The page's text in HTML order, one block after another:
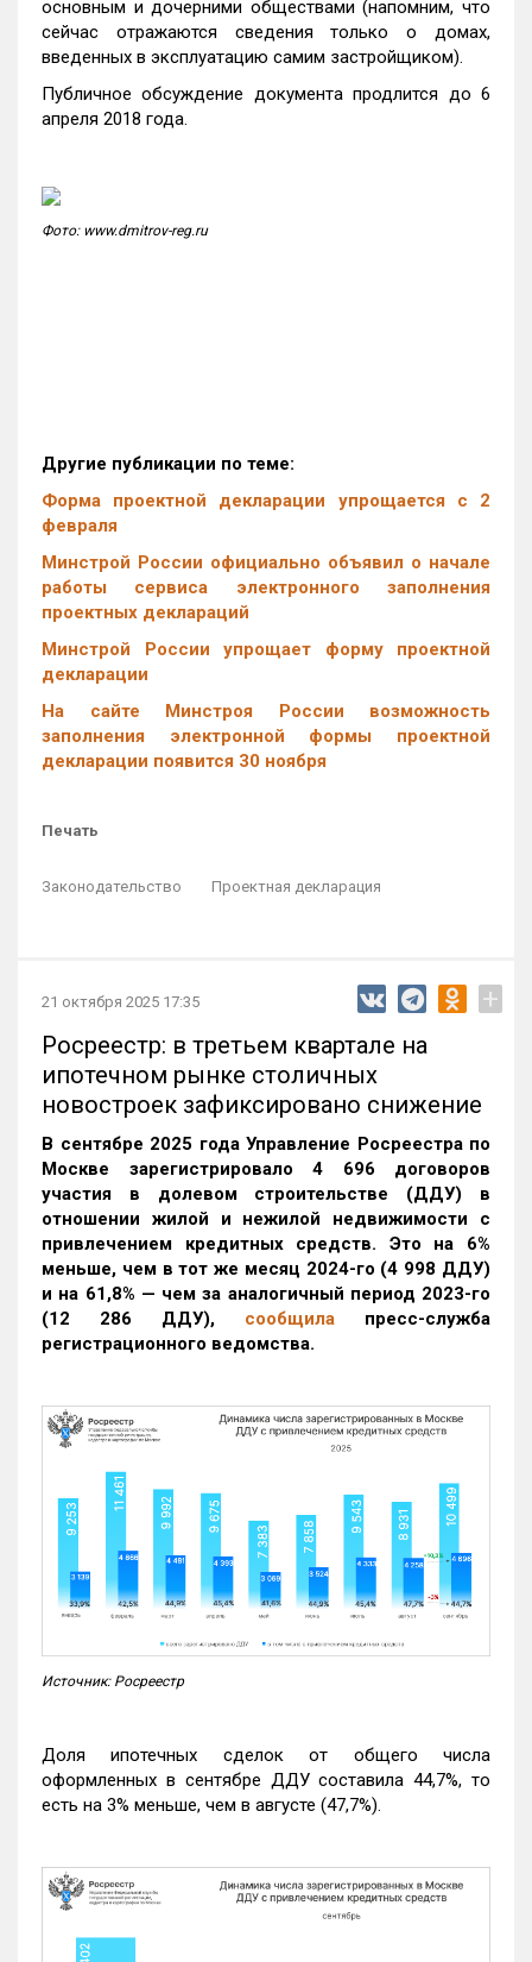
основным и дочерними обществами (напомним, что
сейчас отражаются сведения только о домах,
введенных в эксплуатацию самим застройщиком).
Публичное обсуждение документа продлится до 6
апреля 2018 года.
Фото: www.dmitrov-reg.ru
Другие публикации по теме:
Форма проектной декларации упрощается с 2
февраля
Минстрой России официально объявил о начале
работы сервиса электронного заполнения
проектных деклараций
Минстрой России упрощает форму проектной
декларации
На сайте Минстроя России возможность
заполнения электронной формы проектной
декларации появится 30 ноября
Печать
Законодательство Проектная декларация
21 октября 2025 17:35 +
Росреестр: в третьем квартале на
ипотечном рынке столичных
новостроек зафиксировано снижение
В сентябре 2025 года Управление Росреестра по
Москве зарегистрировало 4 696 договоров
участия в долевом строительстве (ДДУ) в
отношении жилой и нежилой недвижимости с
привлечением кредитных средств. Это на 6%
меньше, чем в тот же месяц 2024-го (4 998 ДДУ)
и на 61,8% — чем за аналогичный период 2023-го
(12 286 ДДУ), сообщила пресс-служба
регистрационного ведомства.
Источник: Росреестр
Доля ипотечных сделок от общего числа
оформленных в сентябре ДДУ составила 44,7%, то
есть на 3% меньше, чем в августе (47,7%).